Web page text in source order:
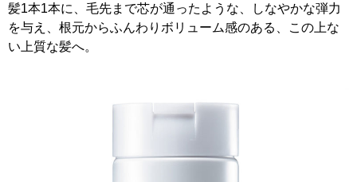
髪1本1本に、毛先まで芯が通ったような、しなやかな弾力
を与え、根元からふんわりボリューム感のある、この上な
い上質な髪へ。